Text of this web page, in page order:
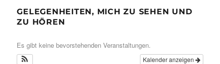
GELEGENHEITEN, MICH ZU SEHEN UND
ZU HÖREN
Es gibt keine bevorstehenden Veranstaltungen.
Kalender anzeigen